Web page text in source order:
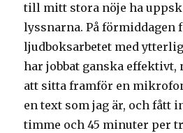
till mitt stora nöje ha
lyssnarna. På förmiddagen
ljudboksarbetet med
har jobbat ganska effektivt,
att sitta framför en
en text som jag är, och fått
timme och 45 minuter per